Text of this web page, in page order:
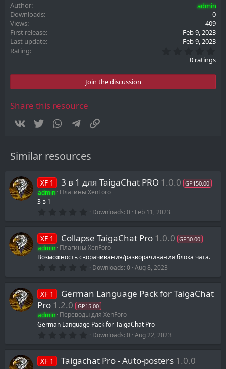
Author
admin
Downloads
0
Views
409
First release
Feb 9, 2023
Last update
Feb 9, 2023
Rating
.
0
t
0 ratings
Join the discussion
Share this resource
Vkontakte
Twitter WhatsAppTelegram
Similar resources
XF 1 3 в 1 для TaigaChat PRO 1.0.0 GP150.00
admin Плагины XenForo
3 в 1
0
s
t
a
r
Downloads 0 Feb 11, 2023
XF 1 Collapse TaigaChat Pro 1.0.0 GP30.00
admin Плагины XenForo
Возможность сворачивания/разворачивания блока чата.
0
s
t
a
r
(
Downloads 0 Aug 8, 2023
XF 1
German Language Pack for TaigaChat
Pro 1.2.0 GP15.00
admin Переводы для XenForo
German Language Pack for TaigaChat Pro
0
0
s
Downloads 0 Aug 22, 2023
XF 1 Taigachat Pro - Auto-posters 1.0.0